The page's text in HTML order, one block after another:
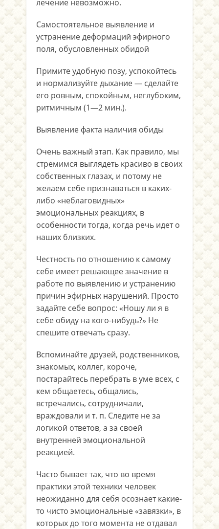
лечение невозможно.
Самостоятельное выявление и
устранение деформаций эфирного
поля, обусловленных обидой
Примите удобную позу, успокойтесь
и нормализуйте дыхание — сделайте
его ровным, спокойным, неглубоким,
ритмичным (1—2 мин.).
Выявление факта наличия обиды
Очень важный этап. Как правило, мы
стремимся выглядеть красиво в своих
собственных глазах, и потому не
желаем себе признаваться в каких-
либо «неблаговидных»
эмоциональных реакциях, в
особенности тогда, когда речь идет о
наших близких.
Честность по отношению к самому
себе имеет решающее значение в
работе по выявлению и устранению
причин эфирных нарушений. Просто
задайте себе вопрос: «Ношу ли я в
себе обиду на кого-нибудь?» Не
спешите отвечать сразу.
Вспоминайте друзей, родственников,
знакомых, коллег, короче,
постарайтесь перебрать в уме всех, с
кем общаетесь, общались,
встречались, сотрудничали,
враждовали и т. п. Следите не за
логикой ответов, а за своей
внутренней эмоциональной
реакцией.
Часто бывает так, что во время
практики этой техники человек
неожиданно для себя осознает какие-
то чисто эмоциональные «завязки», в
которых до того момента не отдавал